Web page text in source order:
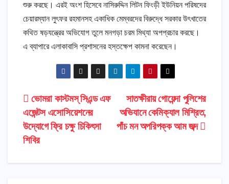
শুরু করছে। এরই অংশ হিসেবে নাসিরুদ্দিন লিটন ফিংড়ী ইউনিয়ন পরিষদের
চেয়ারম্যান লুৎফর রহমানসহ একাধিক মেম্বরদের বিরুদ্ধে সরকার উৎখাতের
কথিত ষড়যন্ত্রের অভিযোগ তুলে মনগড়া চরম মিথ্যা অপপ্রচার করছে।
এ ব্যাপারে এলাকাবাসি প্রশাসনের হস্তক্ষেপ কামনা করেছেন।
Post
navigation
সাতক্ষীরায় গোয়েন্দা পুলিশের
অভিযানে কেমিক্যাল মিশ্রিত,
পাঁচ মন অপরিপক্ক আম জব্দ
ভোমরা কাস্টমস্ সিএন্ড এফ
এজেন্টস এসোসিয়েশনের
উদ্যোগে ফ্রি চক্ষু চিকিৎসা
শিবির